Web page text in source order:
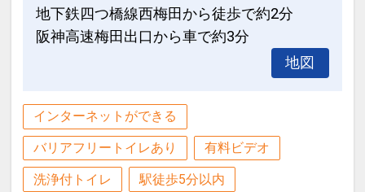
地下鉄四つ橋線西梅田から徒歩で約2分
阪神高速梅田出口から車で約3分
地図
インターネットができる
バリアフリートイレあり 有料ビデオ
洗浄付トイレ 駅徒歩5分以内